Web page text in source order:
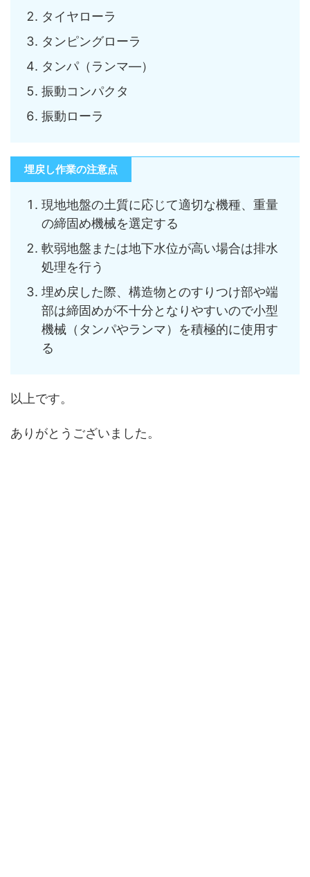
タイヤローラ
タンピングローラ
タンパ（ランマ―）
振動コンパクタ
振動ローラ
埋戻し作業の注意点
現地地盤の土質に応じて適切な機種、重量
の締固め機械を選定する
軟弱地盤または地下水位が高い場合は排水
処理を行う
埋め戻した際、構造物とのすりつけ部や端
部は締固めが不十分となりやすいので小型
機械（タンパやランマ）を積極的に使用す
る
以上です。
ありがとうございました。